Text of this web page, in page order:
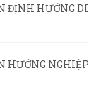
ĐỊNH HƯỚNG
HƯỚNG